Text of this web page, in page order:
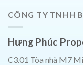
Giá 6.4 tỷ
CÔNG TY TNHH
Hưng Phúc
C3.01 Tòa nhà M7